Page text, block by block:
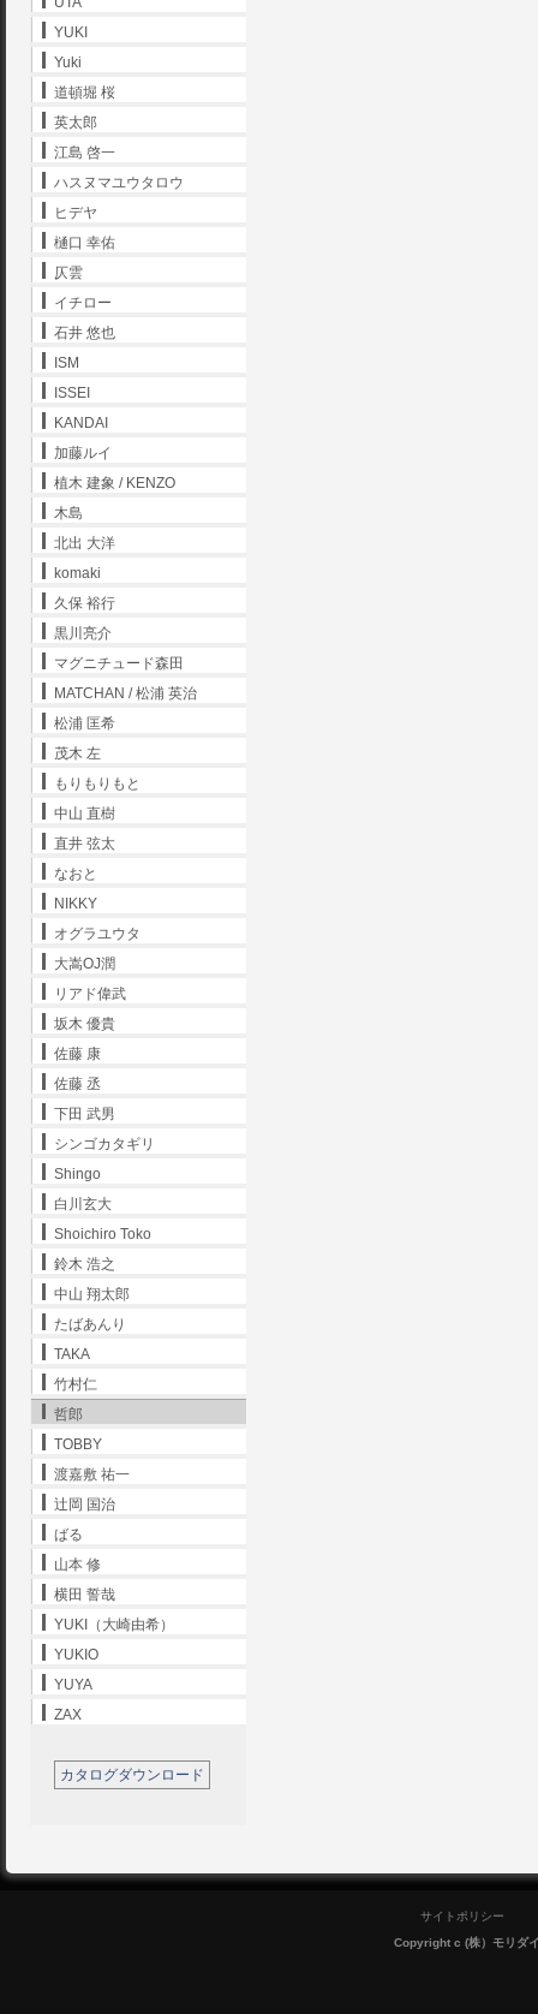
YUKI
Yuki
道頓堀 桜
英太郎
江島 啓一
ハスヌマユウタロウ
ヒデヤ
樋口 幸佑
仄雲
イチロー
石井 悠也
ISM
ISSEI
KANDAI
加藤ルイ
植木 建象 / KENZO
木島
北出 大洋
komaki
久保 裕行
黒川亮介
マグニチュード森田
MATCHAN / 松浦 英治
松浦 匡希
茂木 左
もりもりもと
中山 直樹
直井 弦太
なおと
NIKKY
オグラユウタ
大嵩OJ潤
リアド偉武
坂木 優貴
佐藤 康
佐藤 丞
下田 武男
シンゴカタギリ
Shingo
白川玄大
Shoichiro Toko
鈴木 浩之
中山 翔太郎
たばあんり
TAKA
竹村仁
哲郎
TOBBY
渡嘉敷 祐一
辻岡 国治
ばる
山本 修
横田 誓哉
YUKI（大崎由希）
YUKIO
YUYA
ZAX
カタログダウンロード
サイトポリシー
Copyright c (株）モリダ